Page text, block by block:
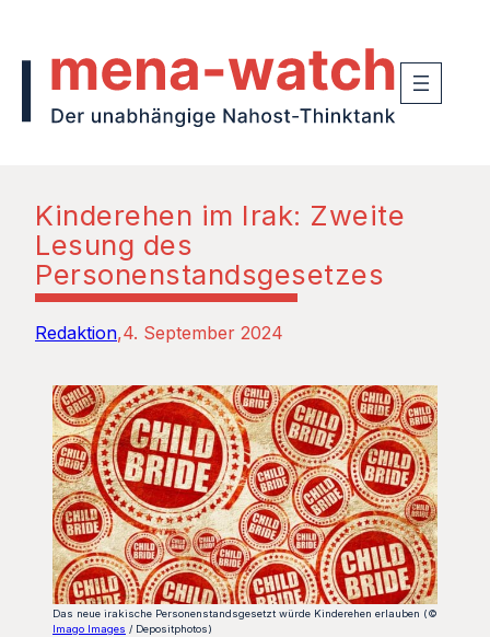
Kinderehen im Irak: Zweite
Lesung des
Personenstandsgesetzes
Redaktion 4. September 2024
Das neue irakische Personenstandsgesetzt würde Kinderehen erlauben (©
Imago Images / Depositphotos)